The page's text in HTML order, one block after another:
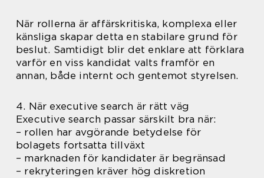
När rollerna är affärskritiska, komplexa eller
känsliga skapar detta en stabilare grund för
beslut. Samtidigt blir det enklare att förklara
varför en viss kandidat valts framför en
annan, både internt och gentemot styrelsen.
4. När executive search är rätt väg
Executive search passar särskilt bra när:
– rollen har avgörande betydelse för
bolagets fortsatta tillväxt
– marknaden för kandidater är begränsad
– rekryteringen kräver hög diskretion